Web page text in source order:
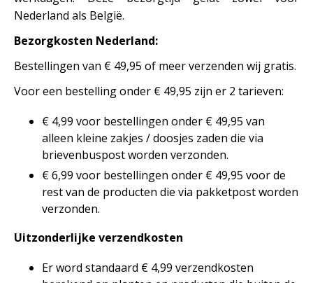
Nederland als België.
Bezorgkosten Nederland:
Bestellingen van € 49,95 of meer verzenden wij gratis.
Voor een bestelling onder € 49,95 zijn er 2 tarieven:
€ 4,99 voor bestellingen onder € 49,95 van
alleen kleine zakjes / doosjes zaden die via
brievenbuspost worden verzonden.
€ 6,99 voor bestellingen onder € 49,95 voor de
rest van de producten die via pakketpost worden
verzonden.
Uitzonderlijke verzendkosten
Er word standaard € 4,99 verzendkosten